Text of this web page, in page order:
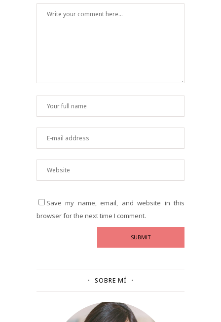
Save my name, email, and website in this
browser for the next time I comment.
SOBRE MÍ